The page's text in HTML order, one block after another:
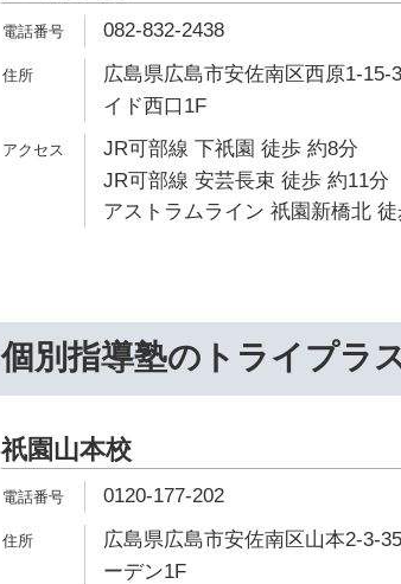
082-832-2438
広島県広島市安佐南区西原1-15-
イド西口1F
JR可部線 下祇園 徒歩 約8分
JR可部線 安芸長束 徒歩 約11分
アストラムライン 祇園新橋北
個別指導塾のトライプラ
祇園山本校
0120-177-202
広島県広島市安佐南区山本2-3-
ーデン1F